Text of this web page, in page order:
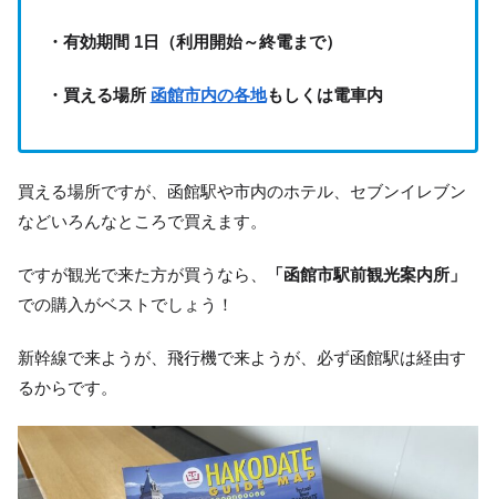
・有効期間 1日（利用開始～終電まで）
・買える場所 函館市内の各地もしくは電車内
買える場所ですが、函館駅や市内のホテル、セブンイレブン
などいろんなところで買えます。
ですが観光で来た方が買うなら、
「函館市駅前観光案内所」
での購入がベストでしょう！
新幹線で来ようが、飛行機で来ようが、必ず函館駅は経由す
るからです。